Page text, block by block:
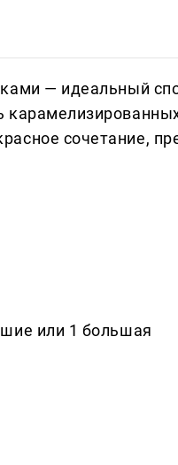
— идеальный
сочетание,
или 1 большая